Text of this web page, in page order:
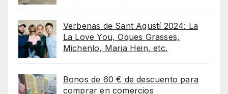
Verbenas de Sant Agustí 2024: La
La Love You, Oques Grasses,
Michenlo, Maria Hein, etc.
Bonos de 60 € de descuento para
comprar en comercios